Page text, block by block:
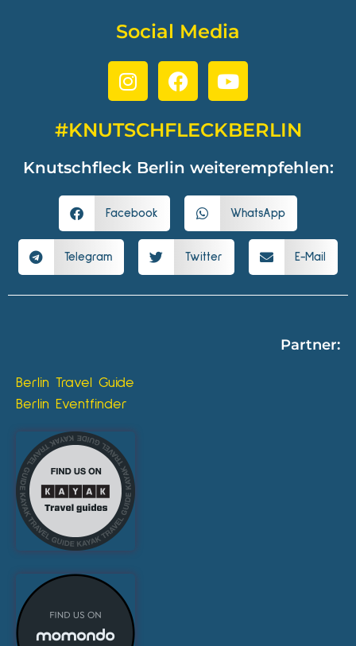
Social Media
#KNUTSCHFLECKBERLIN
Knutschfleck Berlin weiterempfehlen:
Facebook WhatsApp
Telegram Twitter E-Mail
Partner:
Berlin Travel Guide
Berlin Eventfinder